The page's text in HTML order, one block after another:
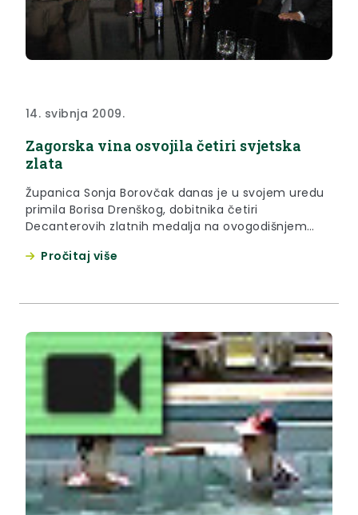
14. svibnja 2009.
Zagorska vina osvojila četiri svjetska
zlata
Županica Sonja Borovčak danas je u svojem uredu
primila Borisa Drenškog, dobitnika četiri
Decanterovih zlatnih medalja na ovogodišnjem
Londonu i njegovog stručnog suradnika Sinišu
Pročitaj više